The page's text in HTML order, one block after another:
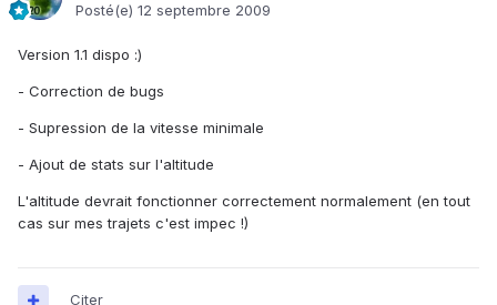
Posté(e) 12 septembre 2009
Version 1.1 dispo :)
- Correction de bugs
- Supression de la vitesse minimale
- Ajout de stats sur l'altitude
L'altitude devrait fonctionner correctement normalement (en tout
cas sur mes trajets c'est impec !)
Citer